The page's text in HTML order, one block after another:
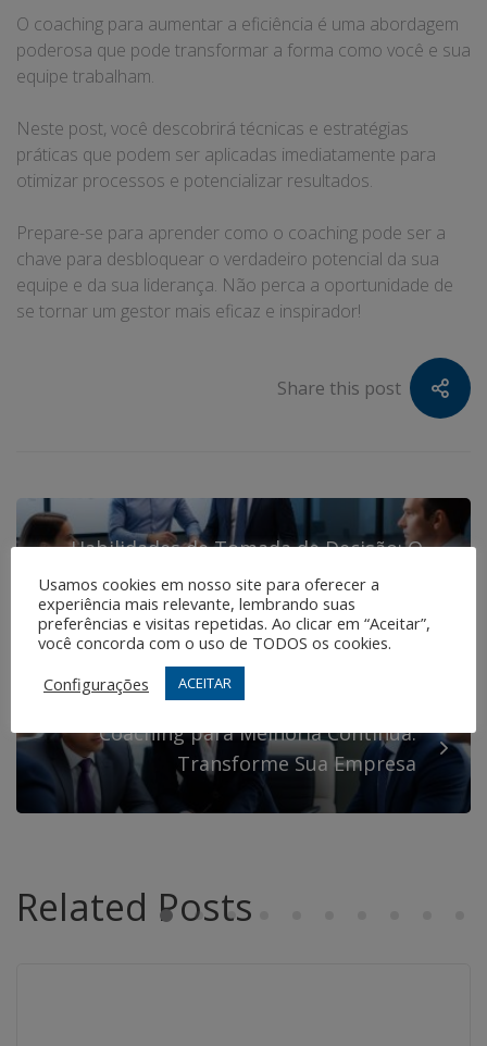
O coaching para aumentar a eficiência é uma abordagem
poderosa que pode transformar a forma como você e sua
equipe trabalham.
Neste post, você descobrirá técnicas e estratégias
práticas que podem ser aplicadas imediatamente para
otimizar processos e potencializar resultados.
Prepare-se para aprender como o coaching pode ser a
chave para desbloquear o verdadeiro potencial da sua
equipe e da sua liderança. Não perca a oportunidade de
se tornar um gestor mais eficaz e inspirador!
Share this post
Habilidades de Tomada de Decisão: O
Caminho para o Sucesso Empresarial
Coaching para Melhoria Contínua:
Transforme Sua Empresa
Related Posts
Usamos cookies em nosso site para oferecer a
experiência mais relevante, lembrando suas
preferências e visitas repetidas. Ao clicar em “Aceitar”,
você concorda com o uso de TODOS os cookies.
Configurações
ACEITAR